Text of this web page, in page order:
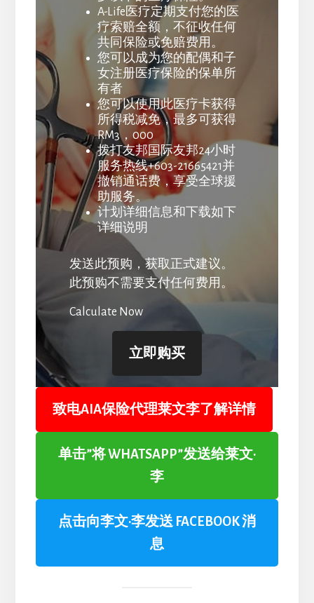
A-Life医疗定期支付您的医
疗索赔全额，不征收任何
共同保险或免赔费用。
您可以成为您的配偶和子
女注册医疗保险的保单所
有者
您可以使用此医疗卡获得
所得税减免，最多可获得
RM3，000
拨打友邦国际友邦24小时
服务热线+603-21665421并
撤销通话费，享受全球援
助服务。
计划详细信息和下载如下
详细说明
发送此预购，获取正式建议。
此预购不需要支付任何费用。
Calculate Now
立即购买
致电AIA保险代理莱文李了解详情
单击”将 WHATSAPP”发送给莱文·
李
点击向李文·李发送 FACEBOOK 消
息